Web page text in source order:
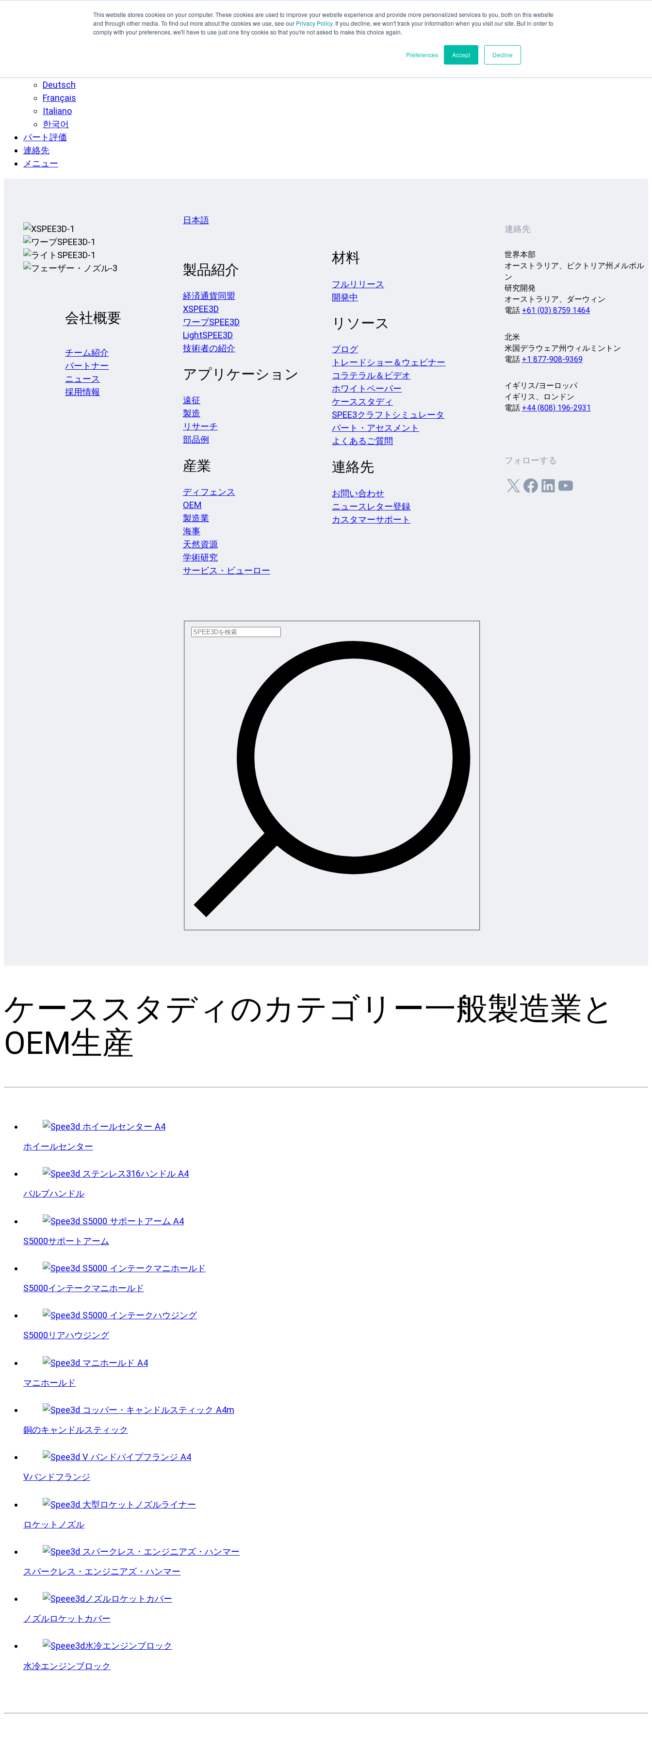
This website stores cookies on your computer. These cookies are used to improve your website experience and provide more personalized services to you, both on this website
and through other media. To find out more about the cookies we use, see our Privacy Policy. If you decline, we won't track your information when you visit our site. But in order to
comply with your preferences, we'll have to use just one tiny cookie so that you're not asked to make this choice again.
Preferences Accept Decline
Deutsch
Français
Italiano
한국어
パート評価
連絡先
メニュー
会社概要
チーム紹介
パートナー
ニュース
採用情報
日本語
製品紹介
経済通貨同盟
XSPEE3D
ワープSPEE3D
LightSPEE3D
技術者の紹介
アプリケーション
遠征
製造
リサーチ
部品例
産業
ディフェンス
OEM
製造業
海事
天然資源
学術研究
サービス・ビューロー
材料
フルリリース
開発中
リソース
ブログ
トレードショー＆ウェビナー
コラテラル＆ビデオ
ホワイトペーパー
ケーススタディ
SPEE3クラフトシミュレータ
パート・アセスメント
よくあるご質問
連絡先
お問い合わせ
ニュースレター登録
カスタマーサポート
連絡先
世界本部
オーストラリア、ビクトリア州メルボル
ン
研究開発
オーストラリア、ダーウィン
電話 +61 (03) 8759 1464
北米
米国デラウェア州ウィルミントン
電話 +1 877-908-9369
イギリス/ヨーロッパ
イギリス、ロンドン
電話 +44 (808) 196-2931
フォローする
X フェイスブックLinkedIn ユーチューブ
ケーススタディのカテゴリー一般製造業と
OEM生産
ホイールセンター
バルブハンドル
S5000サポートアーム
S5000インテークマニホールド
S5000リアハウジング
マニホールド
銅のキャンドルスティック
Vバンドフランジ
ロケットノズル
スパークレス・エンジニアズ・ハンマー
ノズルロケットカバー
水冷エンジンブロック